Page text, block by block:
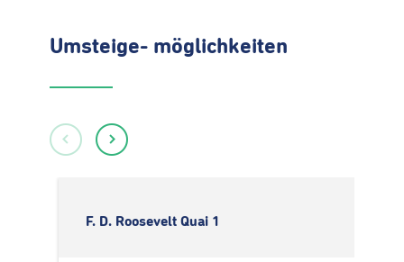
Umsteige- möglichkeiten
F. D. Roosevelt Quai 1